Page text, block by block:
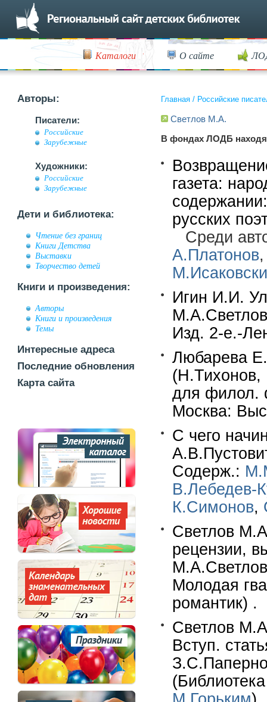
Каталоги О сайте
Авторы:
Писатели:
Российские
Зарубежные
Художники:
Российские
Зарубежные
Дети и библиотека:
Чтение без границ
Книги Детства
Выставки
Творчество детей
Книги и произведения:
Авторы
Книги и произведения
Темы
Интересные адреса
Последние обновления
Карта сайта
Главная / Российские
Светлов М.А.
В фондах ЛОДБ
газета:
русских
Среди
А.Платонов
Игин И.И.
Изд. 2-е.-
Любарева
(Н.Тихонов,
для филол.
Москва:
С чего
Содерж.:
В.Лебедев-
К.Симонов,
Светлов
рецензии,
Молодая
романтик) .
Светлов
Вступ.